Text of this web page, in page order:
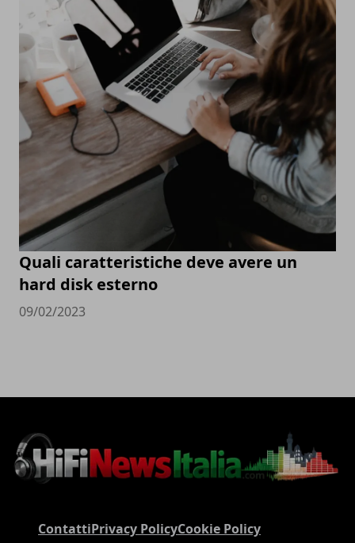
Quali caratteristiche deve avere un
hard disk esterno
09/02/2023
ContattiPrivacy PolicyCookie Policy